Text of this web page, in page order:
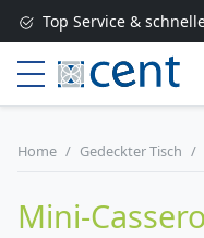
Top Service &
Versandkostenfrei ab
Lieferung nur 1-2
Home Gedeckter Tisch
Mini-